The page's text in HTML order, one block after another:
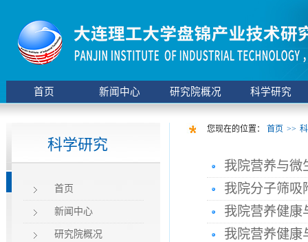
首页 新闻中心 研究院概况 科学研究
科学研究
首页
新闻中心
研究院概况
您现在的位置： 首页 >>
我院营养与微
我院分子筛吸
我院营养健康
我院营养健康